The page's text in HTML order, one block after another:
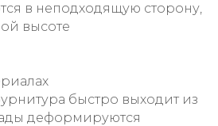
в неподходящую сторону,
высоте
быстро выходит из
деформируются